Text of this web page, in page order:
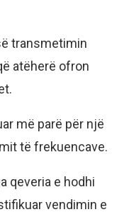
transmetimin
atëherë ofron
më parë për një
të frekuencave.
qeveria e hodhi
vendimin e